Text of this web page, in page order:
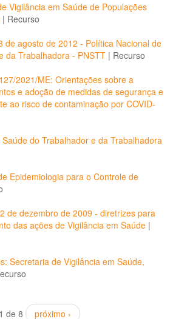
Vigilância em Saúde de Populações
| Recurso
de agosto de 2012 - Política Nacional de
da Trabalhadora - PNSTT | Recurso
2021/ME: Orientações sobre a
e adoção de medidas de segurança e
ao risco de contaminação por COVID-
do Trabalhador e da Trabalhadora
Epidemiologia para o Controle de
de dezembro de 2009 - diretrizes para
das ações de Vigilância em Saúde |
Secretaria de Vigilância em Saúde,
1 de 8 próximo ›